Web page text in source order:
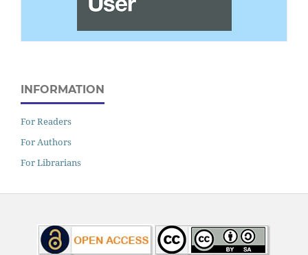
INFORMATION
For Readers
For Authors
For Librarians